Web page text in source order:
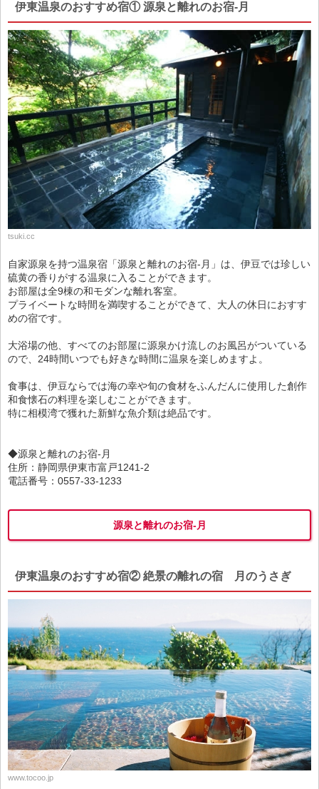
伊東温泉のおすすめ宿① 源泉と離れのお宿-月
tsuki.cc
自家源泉を持つ温泉宿「源泉と離れのお宿-月」は、伊豆では珍しい
硫黄の香りがする温泉に入ることができます。
お部屋は全9棟の和モダンな離れ客室。
プライベートな時間を満喫することができて、大人の休日におすす
めの宿です。
大浴場の他、すべてのお部屋に源泉かけ流しのお風呂がついている
ので、24時間いつでも好きな時間に温泉を楽しめますよ。
食事は、伊豆ならでは海の幸や旬の食材をふんだんに使用した創作
和食懐石の料理を楽しむことができます。
特に相模湾で獲れた新鮮な魚介類は絶品です。
◆源泉と離れのお宿-月
住所：静岡県伊東市富戸1241-2
電話番号：0557-33-1233
源泉と離れのお宿-月
伊東温泉のおすすめ宿② 絶景の離れの宿 月のうさぎ
www.tocoo.jp